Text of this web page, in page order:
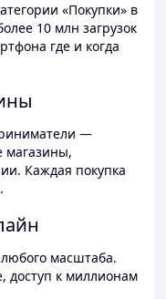
«Покупки» в
10 млн загрузок
где и когда
—
магазины,
Каждая покупка
масштаба.
доступ к миллионам